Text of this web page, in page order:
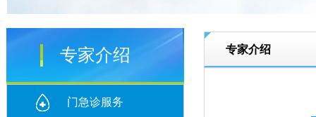
专家介绍
门急诊服务
专家介绍